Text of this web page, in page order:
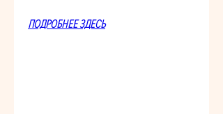
ПОДРОБНЕЕ ЗДЕСЬ